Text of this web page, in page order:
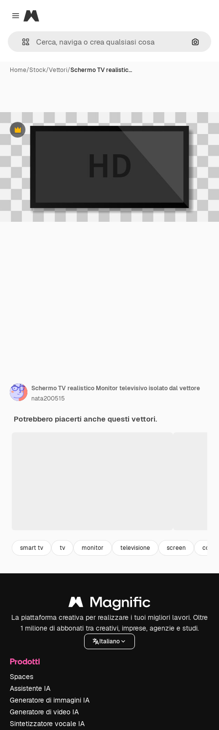
Close menu
Magnific
Cerca
Home/Stock/Vettori/Schermo TV realistic…
Premium
Schermo TV realistico Monitor televisivo isolato dal vettore
nata200515
Potrebbero piacerti anche questi vettori.
smart tv tv monitor televisione screen
La piattaforma creativa per realizzare i tuoi migliori lavori. Oltre
1 milione di abbonati tra creativi, imprese, agenzie e studi.
Italiano
Prodotti
Spaces
Assistente IA
Generatore di immagini IA
Generatore di video IA
Sintetizzatore vocale IA